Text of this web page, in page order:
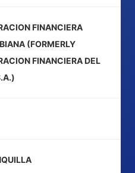
FINANCIERA
(FORMERLY
FINANCIERA DEL